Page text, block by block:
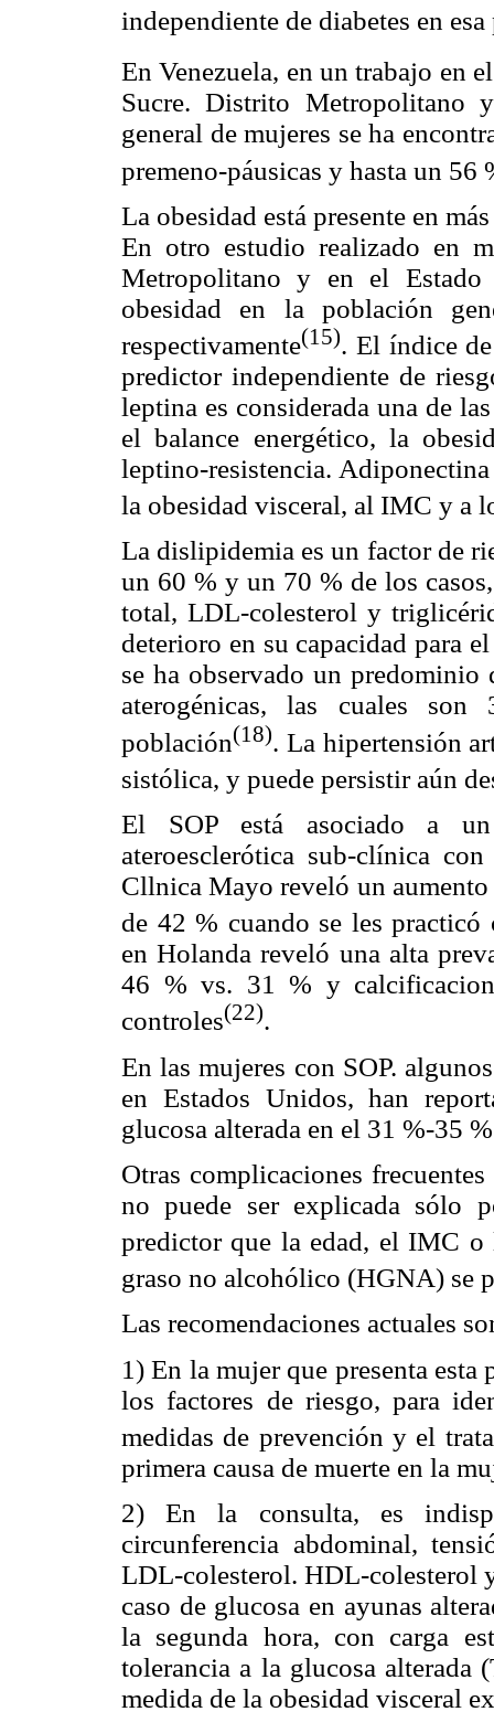
independiente de diabetes en
En Venezuela, en un trabajo en
Sucre. Distrito Metropolitano
general de mujeres se ha
premeno-páusicas y hasta un 56
La obesidad está presente en
En otro estudio realizado en
Metropolitano y en el Estado
obesidad en la población
respectivamente(15). El índice
predictor independiente de
leptina es considerada una de
el balance energético, la
leptino-resistencia.
la obesidad visceral, al IMC y a
La dislipidemia es un factor de
un 60 % y un 70 % de los
total, LDL-colesterol y
deterioro en su capacidad para
se ha observado un predominio
aterogénicas, las cuales
población(18). La hipertensión
sistólica, y puede persistir aún
El SOP está asociado a
ateroesclerótica sub-clínica
Cllnica Mayo reveló un
de 42 % cuando se les
en Holanda reveló una alta
46 % vs. 31 % y
controles(22).
En las mujeres con SOP.
en Estados Unidos, han
glucosa alterada en el 31 %-35
Otras complicaciones
no puede ser explicada sólo
predictor que la edad, el IMC o
graso no alcohólico (HGNA) se
Las recomendaciones actuales
1) En la mujer que presenta
los factores de riesgo, para
medidas de prevención y el
primera causa de muerte en la
2) En la consulta, es
circunferencia abdominal,
LDL-colesterol. HDL-colesterol
caso de glucosa en ayunas
la segunda hora, con carga
tolerancia a la glucosa alterada
medida de la obesidad visceral